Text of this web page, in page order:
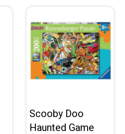
Scooby Doo
Haunted Game